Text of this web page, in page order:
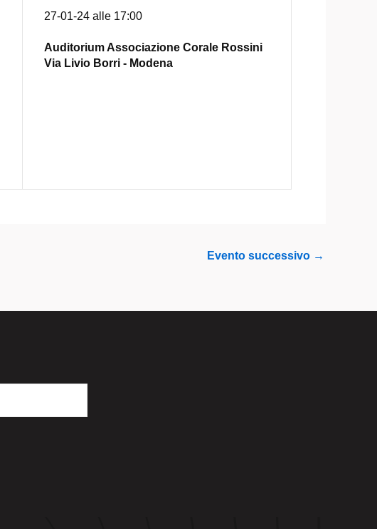
27-01-24 alle 17:00
Auditorium Associazione Corale Rossini
Via Livio Borri - Modena
Evento successivo →